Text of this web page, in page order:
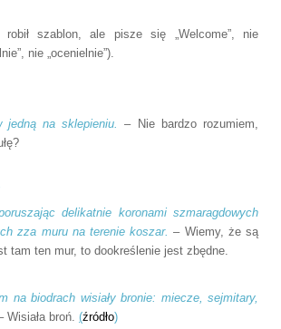
szablon, ale pisze się „Welcome”, nie
nie „ocenielnie”).
jedną na sklepieniu.– Nie bardzo rozumiem,
delikatnie koronami szmaragdowych
zza muru na terenie koszar. – Wiemy, że są
tam ten mur, to dookreślenie jest zbędne.
na biodrach wisiały bronie: miecze, sejmitary,
Wisiała broń. (źródło)